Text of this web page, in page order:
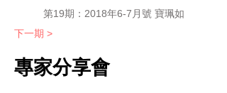
第19期：2018年6-7月號 寶珮如
下一期 >
專家分享會